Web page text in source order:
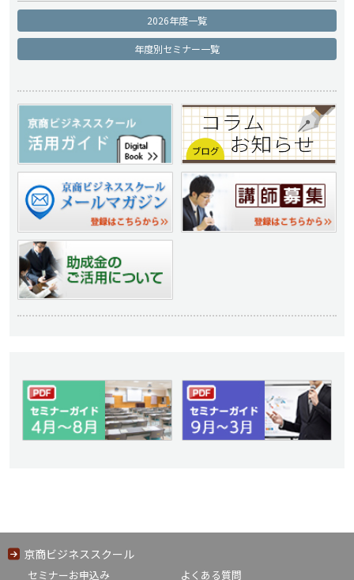
2026年度一覧
年度別セミナー一覧
京商ビジネススクール
セミナーお申込み よくある質問